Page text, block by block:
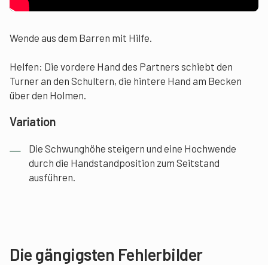
Wende aus dem Barren mit Hilfe.
Helfen: Die vordere Hand des Partners schiebt den
Turner an den Schultern, die hintere Hand am Becken
über den Holmen.
Variation
Die Schwunghöhe steigern und eine Hochwende
durch die Handstandposition zum Seitstand
ausführen.
Die gängigsten Fehlerbilder